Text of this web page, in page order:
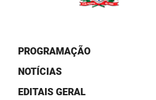
PROGRAMAÇÃO
NOTÍCIAS
EDITAIS GERAL